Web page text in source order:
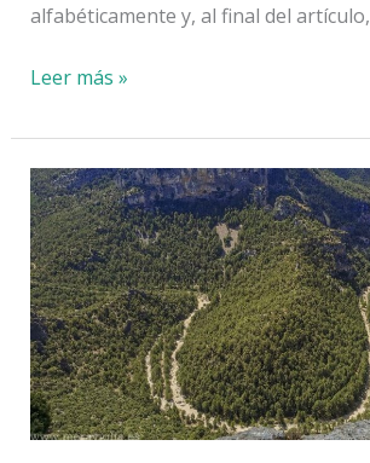
alfabéticamente y, al final del artículo,
Los
pueblos
más
bonitos
de
Teruel
Leer más »